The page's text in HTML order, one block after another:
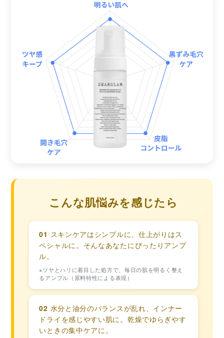
こんな肌悩みを感じたら
01 スキンケアはシンプルに、仕上がりはス
ペシャルに。そんなあなたにぴったりアンプ
ル。
※ツヤとハリに着目した処方で、毎日の肌を明るく整え
るアンプル（原料特性による表現）
02 水分と油分のバランスが乱れ、インナー
ドライを感じやすい肌に。乾燥でゆらぎやす
いときの集中ケアに。